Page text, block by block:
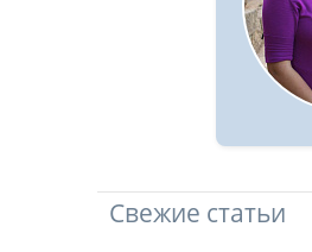
Свежие статьи